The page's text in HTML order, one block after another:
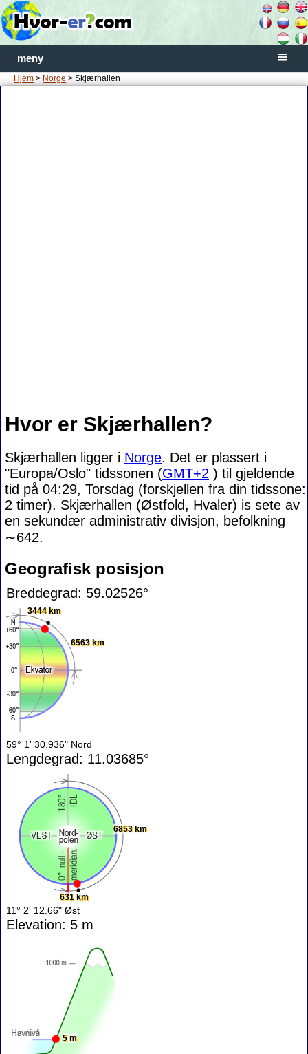
meny
Hjem > Norge > Skjærhallen
Hvor er Skjærhallen?
Skjærhallen ligger i Norge. Det er plassert i
"Europa/Oslo" tidssonen (GMT+2 ) til gjeldende
tid på 04:29, Torsdag (forskjellen fra din tidssone:
2 timer). Skjærhallen (Østfold, Hvaler) is sete av
en sekundær administrativ divisjon, befolkning
∼642.
Geografisk posisjon
Breddegrad: 59.02526°
3444 km
6563 km
59° 1' 30.936" Nord
Lengdegrad: 11.03685°
631 km
6853 km
11° 2' 12.66" Øst
Elevation: 5 m
5 m